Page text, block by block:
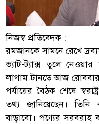
নিজস্ব প্রতিবেদক :
রমজানকে সামনে রেখে
ভ্যাট-ট্যাক্স তুলে নেওয়ার
লাগাম টানতে আজ রোববার
পর্যায়ের বৈঠক শেষে
তথ্য জানিয়েছেন।
বাড়াবো। পণ্যের সরবরাহ